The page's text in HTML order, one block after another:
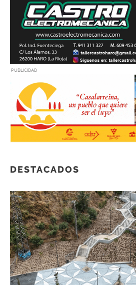
PUBLICIDAD
DESTACADOS